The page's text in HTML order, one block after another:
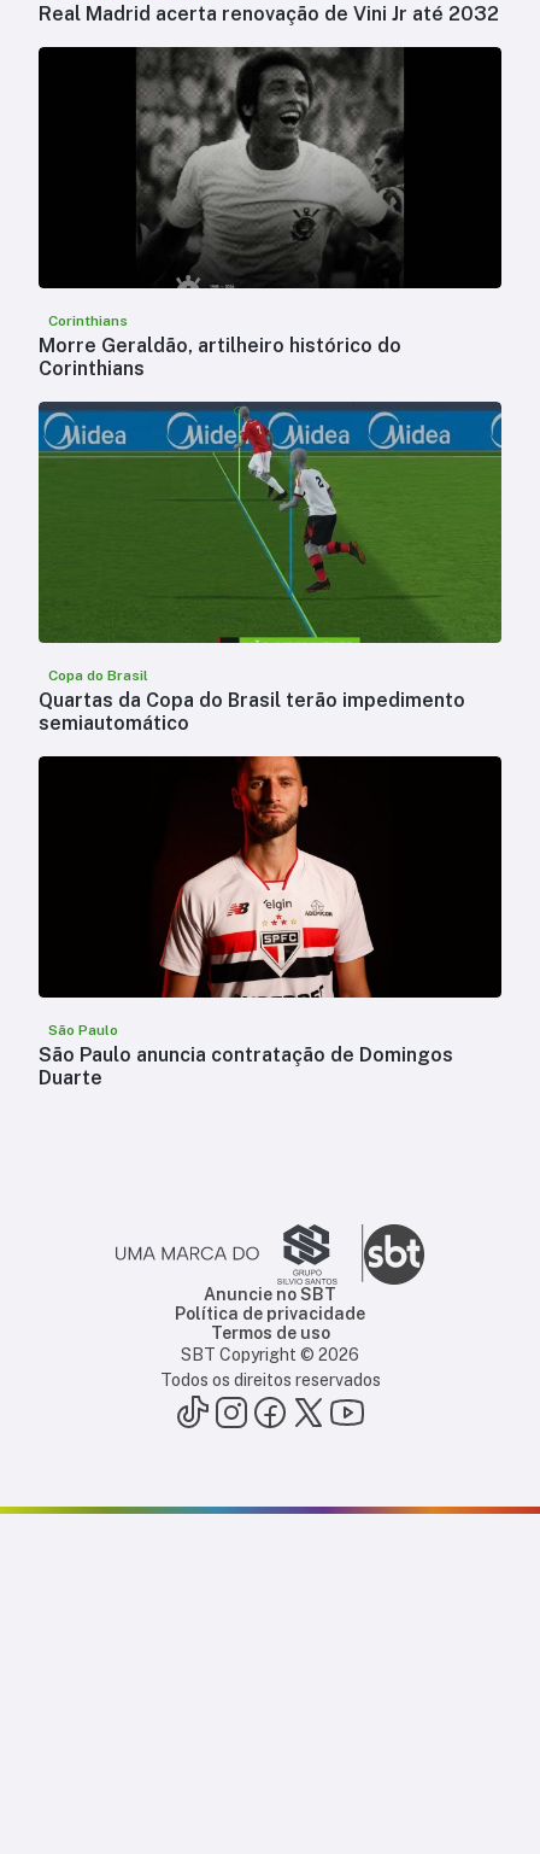
Real Madrid acerta renovação de Vini Jr até 2032
Corinthians
Morre Geraldão, artilheiro histórico do
Corinthians
Copa do Brasil
Quartas da Copa do Brasil terão impedimento
semiautomático
São Paulo
São Paulo anuncia contratação de Domingos
Duarte
Anuncie no SBT
Política de privacidade
Termos de uso
SBT Copyright © 2026
Todos os direitos reservados